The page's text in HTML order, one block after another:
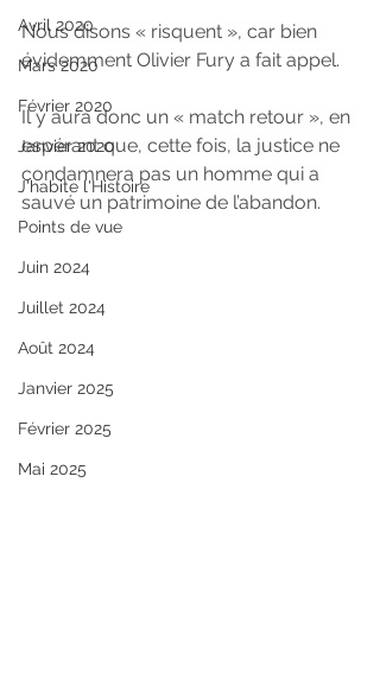
Avril 2020
Mars 2020
Février 2020
Janvier 2020
J'habite l'Histoire
Points de vue
Juin 2024
Juillet 2024
Août 2024
Janvier 2025
Février 2025
Mai 2025
Nous disons « risquent », car bien
évidemment Olivier Fury a fait appel.
Il y aura donc un « match retour », en
espérant que, cette fois, la justice ne
condamnera pas un homme qui a
sauvé un patrimoine de l’abandon.